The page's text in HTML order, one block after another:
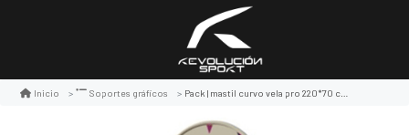
Inicio Soportes gráficos Pack | mastil curvo vela pro 220*70 cms con base pro 80 cms.